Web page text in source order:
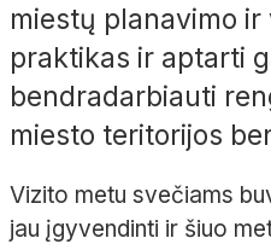
miestų planavimo
praktikas ir aptarti
bendradarbiauti
miesto teritorijos
Vizito metu svečiams
jau įgyvendinti ir šiuo